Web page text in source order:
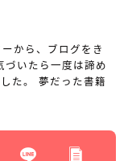
から、ブログをき
づいたら一度は諦め
た。 夢だった書籍